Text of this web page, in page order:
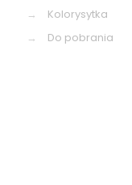
→
Kolorysytka
→
Do pobrania